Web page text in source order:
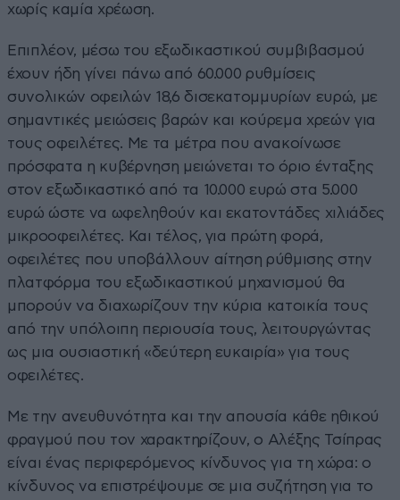
χωρίς καμία χρέωση.
Επιπλέον, μέσω του εξωδικαστικού συμβιβασμού
έχουν ήδη γίνει πάνω από 60.000 ρυθμίσεις
συνολικών οφειλών 18,6 δισεκατομμυρίων ευρώ, με
σημαντικές μειώσεις βαρών και κούρεμα χρεών για
τους οφειλέτες. Με τα μέτρα που ανακοίνωσε
πρόσφατα η κυβέρνηση μειώνεται το όριο ένταξης
στον εξωδικαστικό από τα 10.000 ευρώ στα 5.000
ευρώ ώστε να ωφεληθούν και εκατοντάδες χιλιάδες
μικροοφειλέτες. Και τέλος, για πρώτη φορά,
οφειλέτες που υποβάλλουν αίτηση ρύθμισης στην
πλατφόρμα του εξωδικαστικού μηχανισμού θα
μπορούν να διαχωρίζουν την κύρια κατοικία τους
από την υπόλοιπη περιουσία τους, λειτουργώντας
ως μια ουσιαστική «δεύτερη ευκαιρία» για τους
οφειλέτες.
Με την ανευθυνότητα και την απουσία κάθε ηθικού
φραγμού που τον χαρακτηρίζουν, ο Αλέξης Τσίπρας
είναι ένας περιφερόμενος κίνδυνος για τη χώρα: ο
κίνδυνος να επιστρέψουμε σε μια συζήτηση για το